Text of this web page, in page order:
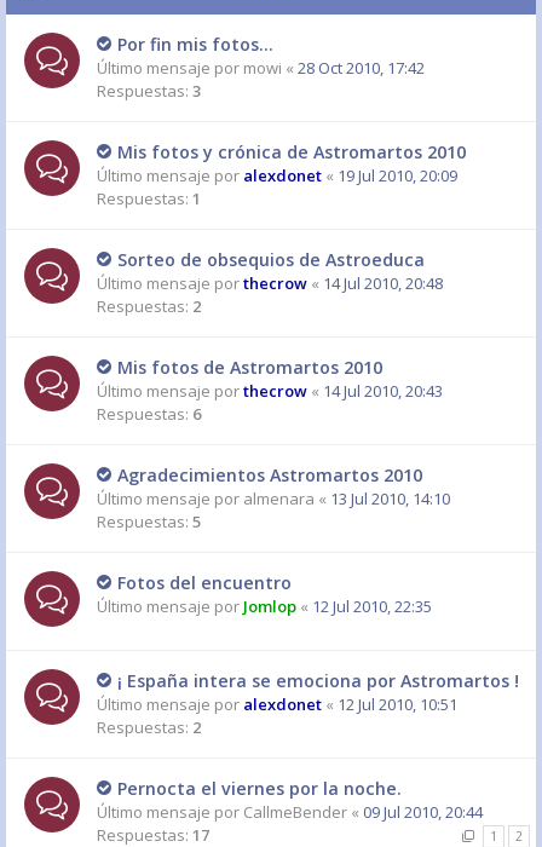
Por fin mis fotos...
Último mensaje por mowi « 28 Oct 2010, 17:42
Respuestas: 3
Mis fotos y crónica de Astromartos 2010
Último mensaje por alexdonet « 19 Jul 2010, 20:09
Respuestas: 1
Sorteo de obsequios de Astroeduca
Último mensaje porthecrow « 14 Jul 2010, 20:48
Respuestas: 2
Mis fotos de Astromartos 2010
Último mensaje porthecrow « 14 Jul 2010, 20:43
Respuestas: 6
Agradecimientos Astromartos 2010
Último mensaje por almenara « 13 Jul 2010, 14:10
Respuestas: 5
Fotos del encuentro
Último mensaje por Jomlop « 12 Jul 2010, 22:35
¡ España intera se emociona por Astromartos !
Último mensaje por alexdonet « 12 Jul 2010, 10:51
Respuestas: 2
Pernocta el viernes por la noche.
Último mensaje por CallmeBender « 09 Jul 2010, 20:44
Respuestas: 17 1 2